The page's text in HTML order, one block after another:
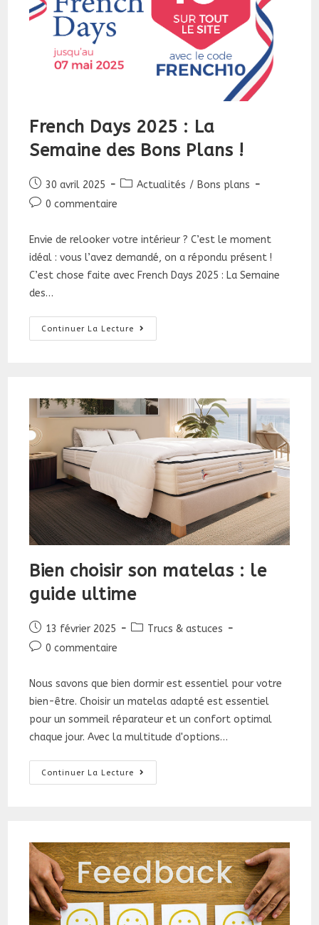
French Days 2025 : La
Semaine des Bons Plans !
Publication
publiée :
30 avril 2025
PostActualités / Bons plans
Commentaires
la
0 commentaire
Envie de relooker votre intérieur ? C’est le moment
idéal : vous l’avez demandé, on a répondu présent !
C’est chose faite avec French Days 2025 : La Semaine
des…
Continuer La Lecture
French
Days
Bons
Plans
!
Bien choisir son matelas : le
guide ultime
Publication
publiée :
13 février 2025
PostTrucs & astuces
Commentaires
la
0 commentaire
Nous savons que bien dormir est essentiel pour votre
bien-être. Choisir un matelas adapté est essentiel
pour un sommeil réparateur et un confort optimal
chaque jour. Avec la multitude d'options…
Continuer La Lecture
Bien
Choisir
Ultime